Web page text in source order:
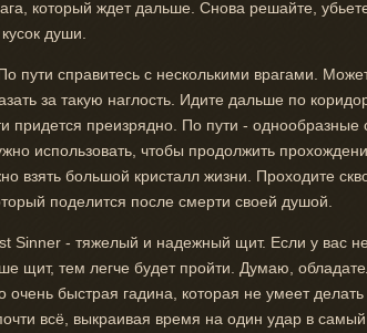
который ждет дальше. Снова решайте,
души.
пути справитесь с несколькими врагами.
за такую наглость. Идите дальше по
придется преизрядно. По пути -
использовать, чтобы продолжить
взять большой кристалл жизни. Проходите
поделится после смерти своей душой.
Sinner - тяжелый и надежный щит. Если у вас
щит, тем легче будет пройти. Думаю,
очень быстрая гадина, которая не умеет
всё, выкраивая время на один удар в